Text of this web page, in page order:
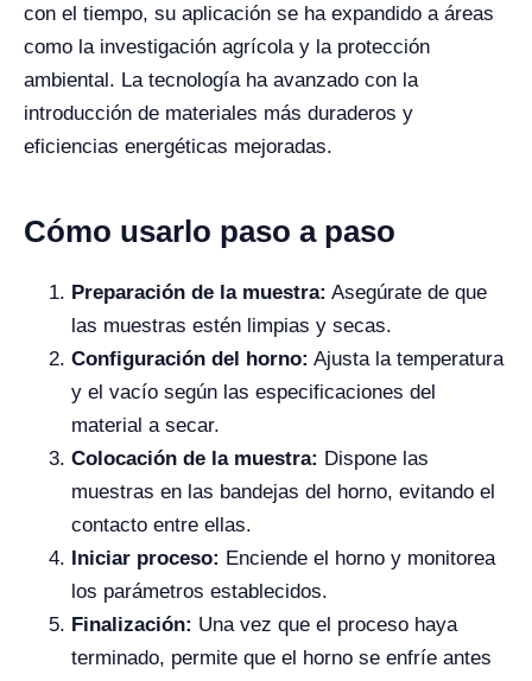
con el tiempo, su aplicación se ha expandido a áreas
como la investigación agrícola y la protección
ambiental. La tecnología ha avanzado con la
introducción de materiales más duraderos y
eficiencias energéticas mejoradas.
Cómo usarlo paso a paso
Preparación de la muestra: Asegúrate de que
las muestras estén limpias y secas.
Configuración del horno: Ajusta la temperatura
y el vacío según las especificaciones del
material a secar.
Colocación de la muestra: Dispone las
muestras en las bandejas del horno, evitando el
contacto entre ellas.
Iniciar proceso: Enciende el horno y monitorea
los parámetros establecidos.
Finalización: Una vez que el proceso haya
terminado, permite que el horno se enfríe antes